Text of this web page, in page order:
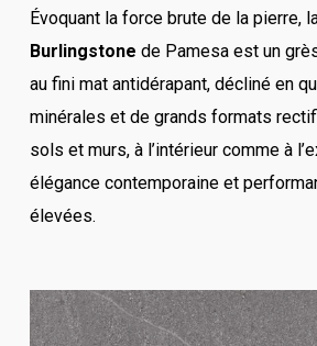
Évoquant la force brute de la pierre,
Burlingstone de Pamesa est un
au fini mat antidérapant, décliné en
minérales et de grands formats
sols et murs, à l’intérieur comme à
élégance contemporaine et
élevées.